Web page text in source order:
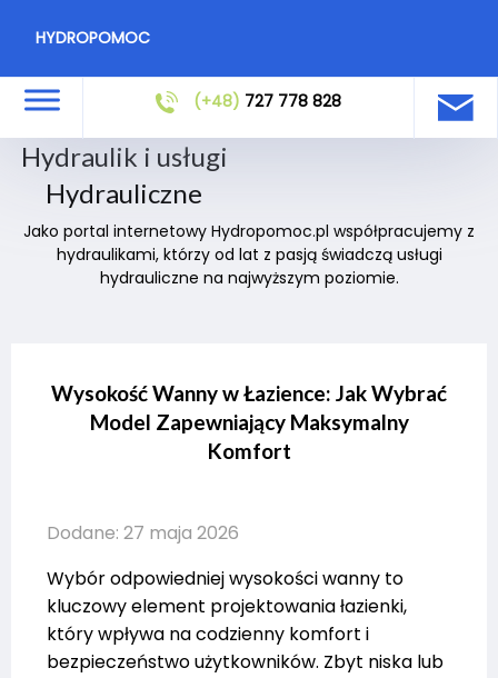
HYDROPOMOC
(+48) 727 778 828
Hydraulik i usługi
Hydrauliczne
Jako portal internetowy Hydropomoc.pl współpracujemy z
hydraulikami, którzy od lat z pasją świadczą usługi
hydrauliczne na najwyższym poziomie.
Wysokość Wanny w Łazience: Jak Wybrać
Model Zapewniający Maksymalny
Komfort
Dodane: 27 maja 2026
Wybór odpowiedniej wysokości wanny to
kluczowy element projektowania łazienki,
który wpływa na codzienny komfort i
bezpieczeństwo użytkowników. Zbyt niska lub